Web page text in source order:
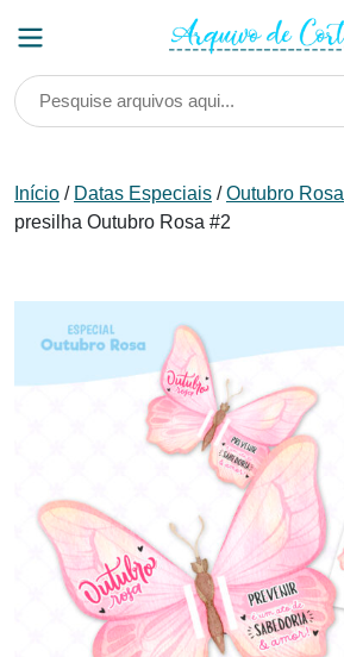
Início / Datas Especiais /Outubro Rosa
presilha Outubro Rosa #2